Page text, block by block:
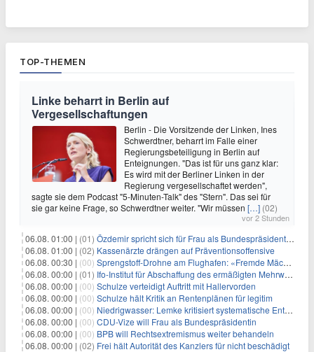
TOP-THEMEN
Linke beharrt in Berlin auf
Vergesellschaftungen
Berlin - Die Vorsitzende der Linken, Ines
Schwerdtner, beharrt im Falle einer
Regierungsbeteiligung in Berlin auf
Enteignungen. "Das ist für uns ganz klar:
Es wird mit der Berliner Linken in der
Regierung vergesellschaftet werden",
sagte sie dem Podcast "5-Minuten-Talk" des "Stern". Das sei für
sie gar keine Frage, so Schwerdtner weiter. "Wir müssen […] (02)
vor 2 Stunden
06.08. 01:00 | (01) Özdemir spricht sich für Frau als Bundespräsidentin aus
06.08. 01:00 | (02) Kassenärzte drängen auf Präventionsoffensive
06.08. 00:30 | (00) Sprengstoff-Drohne am Flughafen: «Fremde Mächte» am Werk?
06.08. 00:00 | (01) Ifo-Institut für Abschaffung des ermäßigten Mehrwertsteuersatzes
06.08. 00:00 | (00) Schulze verteidigt Auftritt mit Hallervorden
06.08. 00:00 | (00) Schulze hält Kritik an Rentenplänen für legitim
06.08. 00:00 | (00) Niedrigwasser: Lemke kritisiert systematische Entwässerung
06.08. 00:00 | (00) CDU-Vize will Frau als Bundespräsidentin
06.08. 00:00 | (00) BPB will Rechtsextremismus weiter behandeln
06.08. 00:00 | (02) Frei hält Autorität des Kanzlers für nicht beschädigt